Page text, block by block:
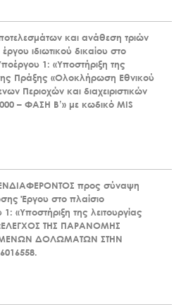
και ανάθεση τριών
ιδιωτικού δικαίου στο
1: «Υποστήριξη της
Πράξης «Ολοκλήρωση Εθνικού
Περιοχών και διαχειριστικών
– ΦΑΣΗ Β’» με κωδικό MIS
προς σύναψη
Έργου στο πλαίσιο
«Υποστήριξη της λειτουργίας
ΤΗΣ ΠΑΡΑΝΟΜΗΣ
ΔΟΛΩΜΑΤΩΝ ΣΤΗΝ